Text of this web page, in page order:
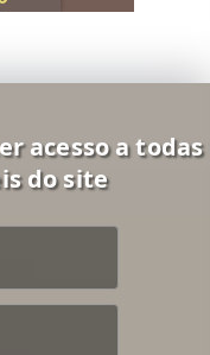
acesso a todas
do site